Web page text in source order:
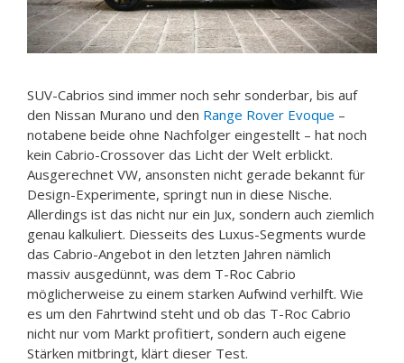
SUV-Cabrios sind immer noch sehr sonderbar, bis auf
den Nissan Murano und den Range Rover Evoque –
notabene beide ohne Nachfolger eingestellt – hat noch
kein Cabrio-Crossover das Licht der Welt erblickt.
Ausgerechnet VW, ansonsten nicht gerade bekannt für
Design-Experimente, springt nun in diese Nische.
Allerdings ist das nicht nur ein Jux, sondern auch ziemlich
genau kalkuliert. Diesseits des Luxus-Segments wurde
das Cabrio-Angebot in den letzten Jahren nämlich
massiv ausgedünnt, was dem T-Roc Cabrio
möglicherweise zu einem starken Aufwind verhilft. Wie
es um den Fahrtwind steht und ob das T-Roc Cabrio
nicht nur vom Markt profitiert, sondern auch eigene
Stärken mitbringt, klärt dieser Test.